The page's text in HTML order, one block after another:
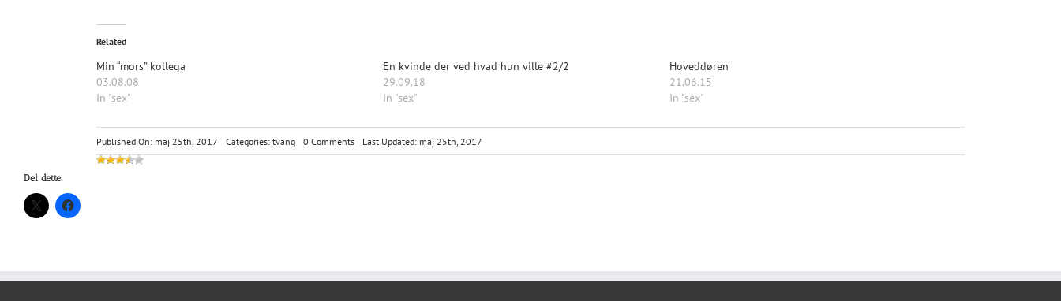
Related
Min “mors” kollega
03.08.08
In "sex"
En kvinde der ved hvad hun ville #2/2
29.09.18
In "sex"
Hoveddøren
21.06.15
In "sex"
Published On: maj 25th, 2017 Categories: tvang 0 Commentson
Tvunget
Last Updated: maj 25th, 2017
Del dette: